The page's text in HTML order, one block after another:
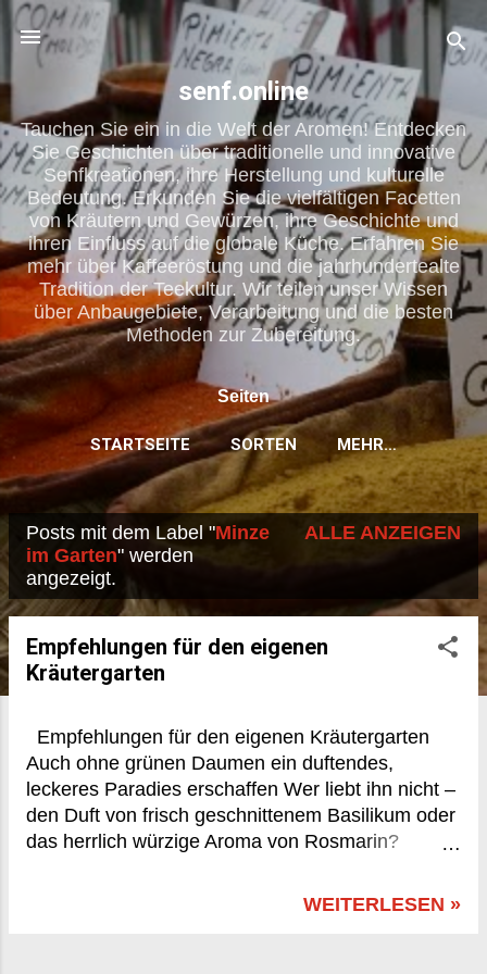
Direkt zum Hauptbereich
senf.online
Tauchen Sie ein in die Welt der Aromen! Entdecken
Sie Geschichten über traditionelle und innovative
Senfkreationen, ihre Herstellung und kulturelle
Bedeutung. Erkunden Sie die vielfältigen Facetten
von Kräutern und Gewürzen, ihre Geschichte und
ihren Einfluss auf die globale Küche. Erfahren Sie
mehr über Kaffeeröstung und die jahrhundertealte
Tradition der Teekultur. Wir teilen unser Wissen
über Anbaugebiete, Verarbeitung und die besten
Methoden zur Zubereitung.
Seiten
STARTSEITE SORTEN MEHR…
P
o
s
Posts mit dem Label "Minze
im Garten" werden
angezeigt.
ALLE ANZEIGEN
Empfehlungen für den eigenen
Kräutergarten
Empfehlungen für den eigenen Kräutergarten
Auch ohne grünen Daumen ein duftendes,
leckeres Paradies erschaffen Wer liebt ihn nicht –
den Duft von frisch geschnittenem Basilikum oder
das herrlich würzige Aroma von Rosmarin?
Figur, sondern bringen auch Lebendigkeit, Farbe
WEITERLESEN »